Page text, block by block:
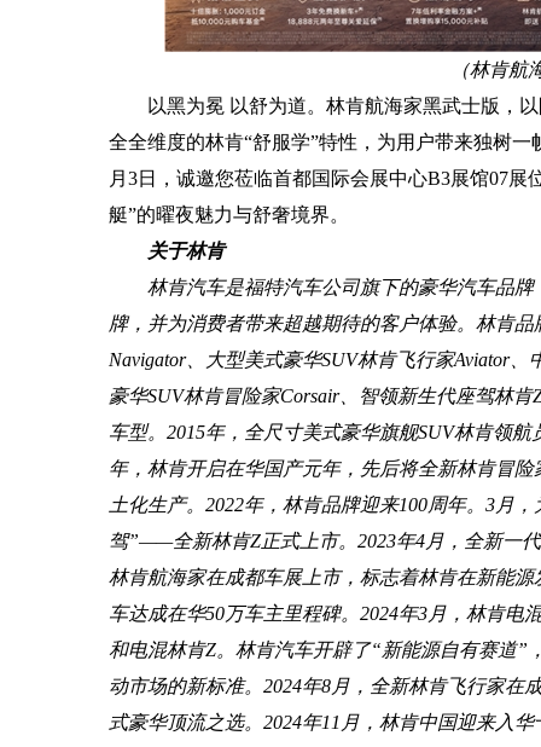
（林肯航
以黑为冕 以舒为道。林肯航海家黑武士版，
全全维度的林肯“舒服学”特性，为用户带来独树
月3日，诚邀您莅临首都国际会展中心B3展馆07
艇”的曜夜魅力与舒奢境界。
关于林肯
林肯汽车是福特汽车公司旗下的豪华汽车品
牌，并为消费者带来超越期待的客户体验。林肯
Navigator、大型美式豪华SUV林肯飞行家Aviator
豪华SUV林肯冒险家Corsair、智领新生代座驾林
车型。2015年，全尺寸美式豪华旗舰SUV林肯领
年，林肯开启在华国产元年，先后将全新林肯冒
土化生产。2022年，林肯品牌迎来100周年。3月
驾”——全新林肯Z正式上市。2023年4月，全新一
林肯航海家在成都车展上市，标志着林肯在新能
车达成在华50万车主里程碑。2024年3月，林肯
和电混林肯Z。林肯汽车开辟了“新能源自有赛道
动市场的新标准。2024年8月，全新林肯飞行家在
式豪华顶流之选。2024年11月，林肯中国迎来入